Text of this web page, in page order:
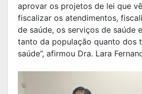
aprovar os projetos de lei que
fiscalizar os atendimentos,
de saúde, os serviços de saúde
tanto da população quanto dos
saúde”, afirmou Dra. Lara